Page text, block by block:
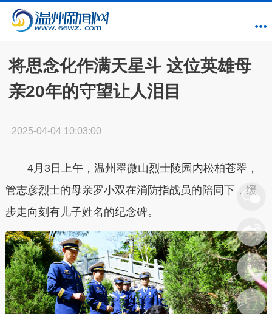
将思念化作满天星斗 这位英雄母
亲20年的守望让人泪目
2025-04-04 10:03:00
4月3日上午，温州翠微山烈士陵园内松柏苍翠，
管志彦烈士的母亲罗小双在消防指战员的陪同下，缓
步走向刻有儿子姓名的纪念碑。